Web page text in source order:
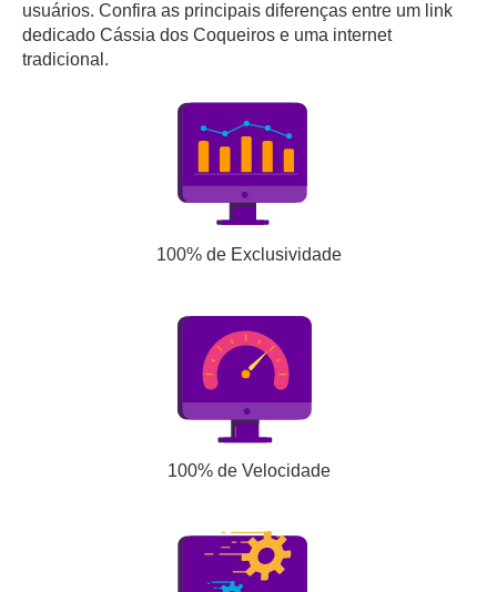
usuários. Confira as principais diferenças entre um link
dedicado Cássia dos Coqueiros e uma internet
tradicional.
100% de Exclusividade
100% de Velocidade